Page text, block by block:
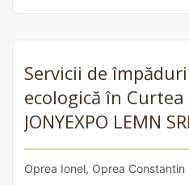
Servicii de
ecologică în Curtea
JONYEXPO LEMN
Oprea Ionel, Oprea Constantin